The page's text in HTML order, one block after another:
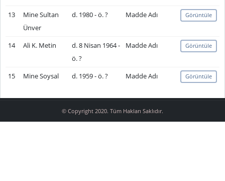
13
Mine Sultan
Ünver
d. 1980 - ö. ? Madde Adı Görüntüle
14 Ali K. Metin
d. 8 Nisan 1964 -
ö. ?
Madde Adı Görüntüle
15 Mine Soysal d. 1959 - ö. ? Madde Adı Görüntüle
© Copyright 2020. Tüm Hakları Saklıdır.